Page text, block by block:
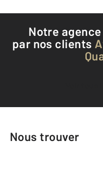
Notre
par nos clients
Voir
Nous trouver